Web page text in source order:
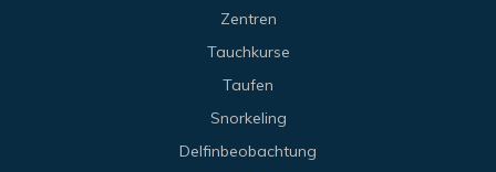
Zentren
Tauchkurse
Taufen
Snorkeling
Delfinbeobachtung